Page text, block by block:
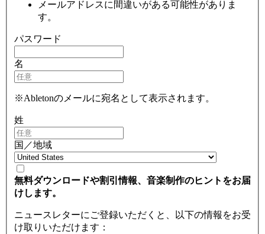
メールアドレスに間違いがある可能性がありま
す。
パスワード
名
※Abletonのメールに宛名として表示されます。
姓
国／地域
無料ダウンロードや割引情報、音楽制作のヒントをお届
けします。
ニュースレターにご登録いただくと、以下の情報をお受
け取りいただけます：